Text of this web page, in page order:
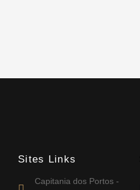
Sites Links
Capitania dos Portos -